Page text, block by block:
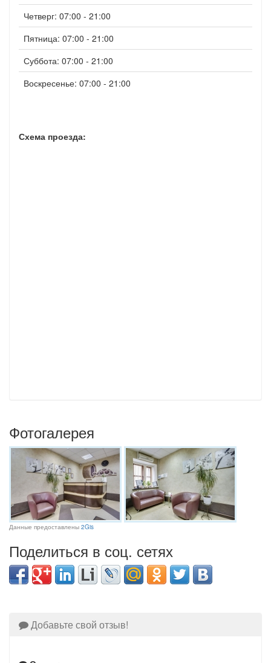
Четверг: 07:00 - 21:00
Пятница: 07:00 - 21:00
Суббота: 07:00 - 21:00
Воскресенье: 07:00 - 21:00
Схема проезда:
Фотогалерея
Данные предоставлены 2Gis
Поделиться в соц. сетях
Добавьте свой отзыв!